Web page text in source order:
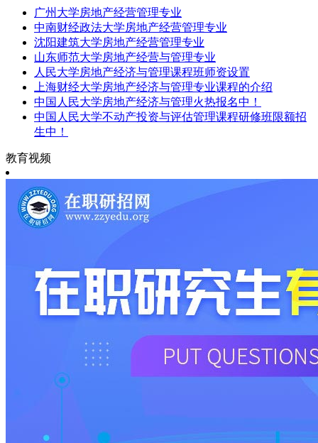
广州大学房地产经营管理专业
中南财经政法大学房地产经营管理专业
沈阳建筑大学房地产经营管理专业
山东师范大学房地产经营与管理专业
人民大学房地产经济与管理课程班师资设置
上海财经大学房地产经济与管理专业课程的介绍
中国人民大学房地产经济与管理火热报名中！
中国人民大学不动产投资与评估管理课程研修班限额招
生中！
教育视频